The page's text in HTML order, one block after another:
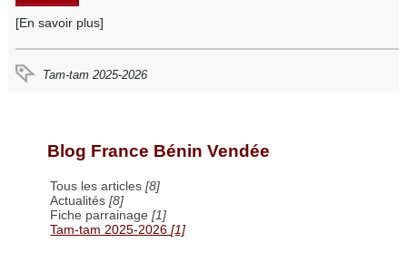
[En savoir plus]
Tam-tam 2025-2026
Blog France Bénin Vendée
Tous les articles[8]
Actualités[8]
Fiche parrainage[1]
Tam-tam 2025-2026[1]